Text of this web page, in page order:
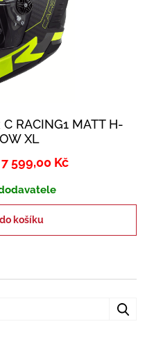
RACING1 MATT H-
XL
7 599,00 Kč
košíku